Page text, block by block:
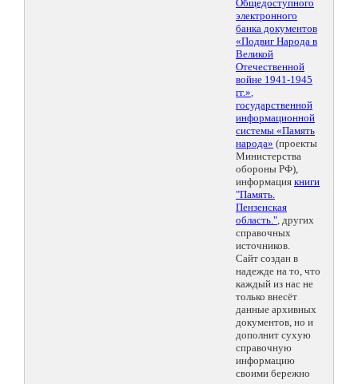
Общедоступного
электронного
банка документов
«Подвиг Народа в
Великой
Отечественной
войне 1941-1945
гг.»,
государственной
информационной
системы «Память
народа» (проекты
Министерства
обороны РФ),
информация книги
"Память.
Пензенская
область.", других
справочных
источников.
Сайт создан в
надежде на то, что
каждый из нас не
только внесёт
данные архивных
документов, но и
дополнит сухую
справочную
информацию
своими бережно